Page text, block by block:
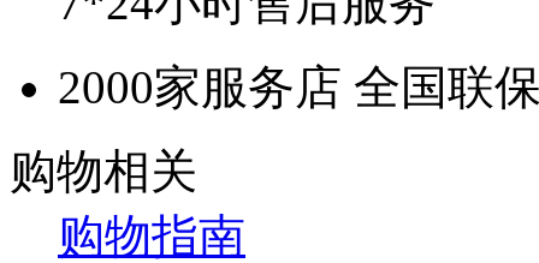
2000家服务店 全国联
购物相关
购物指南